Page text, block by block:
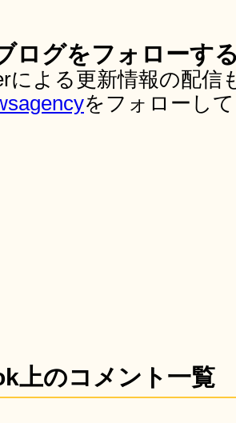
ログをフォローす
による更新情報の配
をフォローし
上のコメント一覧